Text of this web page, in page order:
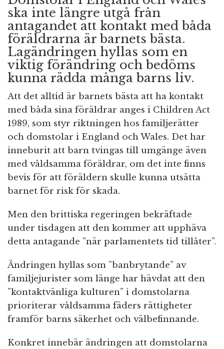
ska inte längre utgå från
antagandet att kontakt med båda
föräldrarna är barnets bästa.
Lagändringen hyllas som en
viktig förändring och bedöms
kunna rädda många barns liv.
Att det alltid är barnets bästa att ha kontakt
med båda sina föräldrar anges i Children Act
1989, som styr riktningen hos familjerätter
och domstolar i England och Wales. Det har
inneburit att barn tvingas till umgänge även
med våldsamma föräldrar, om det inte finns
bevis för att föräldern skulle kunna utsätta
barnet för risk för skada.
Men den brittiska regeringen bekräftade
under tisdagen att den kommer att upphäva
detta antagande ”när parlamentets tid tillåter”.
Ändringen hyllas som ”banbrytande” av
familjejurister som länge har hävdat att den
”kontaktvänliga kulturen” i domstolarna
prioriterar våldsamma fäders rättigheter
framför barns säkerhet och välbefinnande.
Konkret innebär ändringen att domstolarna